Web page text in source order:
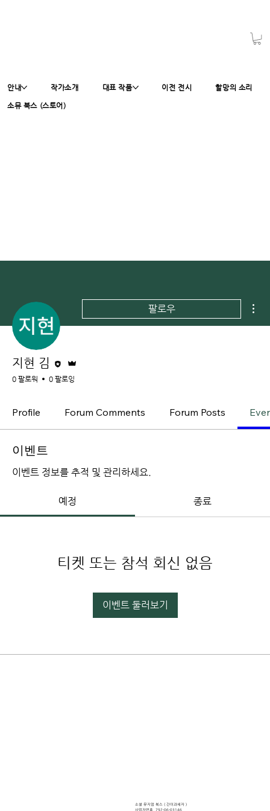
안내 작가소개 대표 작품 이전 전시 할망의 소리
소뮤 북스 (스토어)
팔로우
지현 김
0 팔로워 0 팔로잉
Profile Forum Comments Forum Posts
이벤트
이벤트 정보를 추적 및 관리하세요.
예정 종료
티켓 또는 참석 회신 없음
이벤트 둘러보기
소셜 뮤지엄 북스 ( ​간이과세자 )
사업자번호 792-06-03146